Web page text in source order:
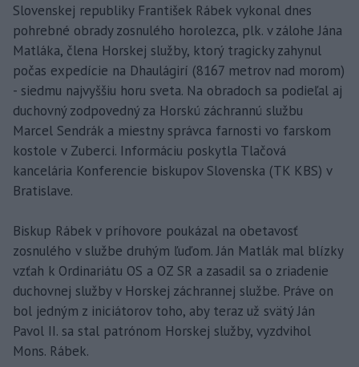
Slovenskej republiky František Rábek vykonal dnes
pohrebné obrady zosnulého horolezca, plk. v zálohe Jána
Matláka, člena Horskej služby, ktorý tragicky zahynul
počas expedície na Dhaulágirí (8167 metrov nad morom)
- siedmu najvyššiu horu sveta. Na obradoch sa podieľal aj
duchovný zodpovedný za Horskú záchrannú službu
Marcel Sendrák a miestny správca farnosti vo farskom
kostole v Zuberci. Informáciu poskytla Tlačová
kancelária Konferencie biskupov Slovenska (TK KBS) v
Bratislave.
Biskup Rábek v príhovore poukázal na obetavosť
zosnulého v službe druhým ľuďom. Ján Matlák mal blízky
vzťah k Ordinariátu OS a OZ SR a zasadil sa o zriadenie
duchovnej služby v Horskej záchrannej službe. Práve on
bol jedným z iniciátorov toho, aby teraz už svätý Ján
Pavol II. sa stal patrónom Horskej služby, vyzdvihol
Mons. Rábek.